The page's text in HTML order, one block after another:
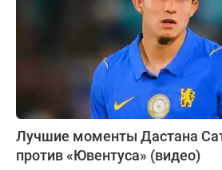
Лучшие моменты Дастана
против «Ювентуса» (видео)